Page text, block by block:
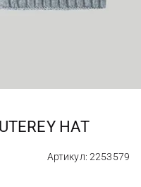
HAT
Артикул: 2253579